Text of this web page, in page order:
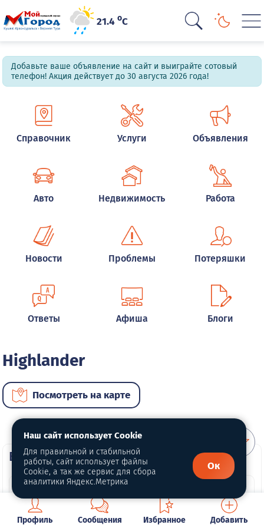
21.4oC
Добавьте ваше объявление на сайт и выиграйте сотовый
телефон! Акция действует до 30 августа 2026 года!
Справочник Услуги Объявления
Авто Недвижимость Работа
Новости Проблемы Потеряшки
Ответы Афиша Блоги
Highlander
Посмотреть на карте
ВИП автомобили
Профиль Сообщения Избранное Добавить
Наш сайт использует Cookie
Для правильной и стабильной
работы, сайт использует файлы
Cookie, а так же сервис для сбора
аналитики Яндекс.Метрика
Ок